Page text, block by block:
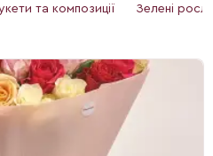
та композиції Зелені